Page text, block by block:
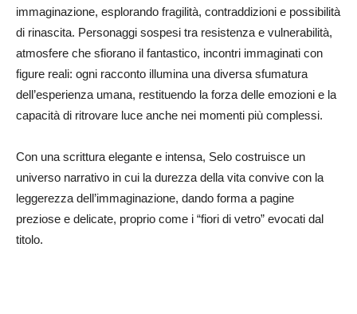
immaginazione, esplorando fragilità, contraddizioni e possibilità
di rinascita. Personaggi sospesi tra resistenza e vulnerabilità,
atmosfere che sfiorano il fantastico, incontri immaginati con
figure reali: ogni racconto illumina una diversa sfumatura
dell’esperienza umana, restituendo la forza delle emozioni e la
capacità di ritrovare luce anche nei momenti più complessi.
Con una scrittura elegante e intensa, Selo costruisce un
universo narrativo in cui la durezza della vita convive con la
leggerezza dell’immaginazione, dando forma a pagine
preziose e delicate, proprio come i “fiori di vetro” evocati dal
titolo.